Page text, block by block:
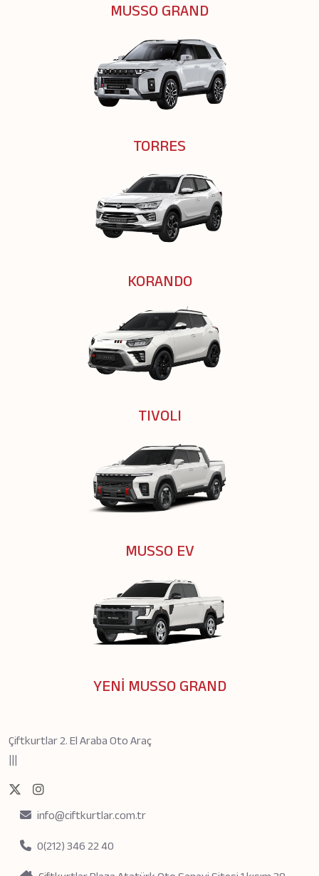
MUSSO GRAND
TORRES
KORANDO
TIVOLI
MUSSO EV
YENİ MUSSO GRAND
Çiftkurtlar 2. El Araba Oto Araç
info@ciftkurtlar.com.tr
0(212) 346 22 40